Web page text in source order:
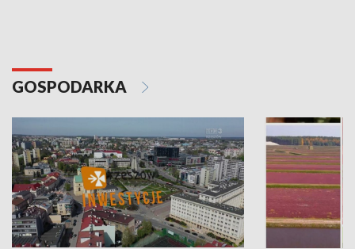
GOSPODARKA